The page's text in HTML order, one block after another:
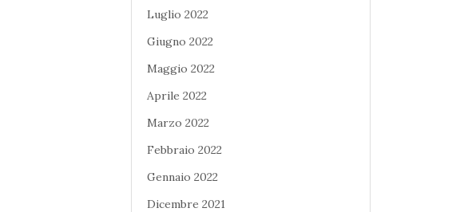
Luglio 2022
Giugno 2022
Maggio 2022
Aprile 2022
Marzo 2022
Febbraio 2022
Gennaio 2022
Dicembre 2021